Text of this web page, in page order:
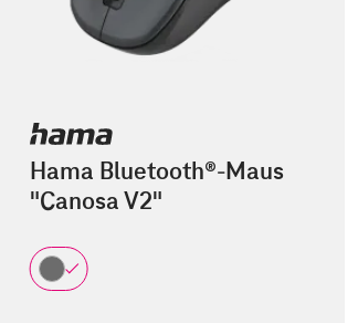
Hama Bluetooth®-Maus
"Canosa V2"